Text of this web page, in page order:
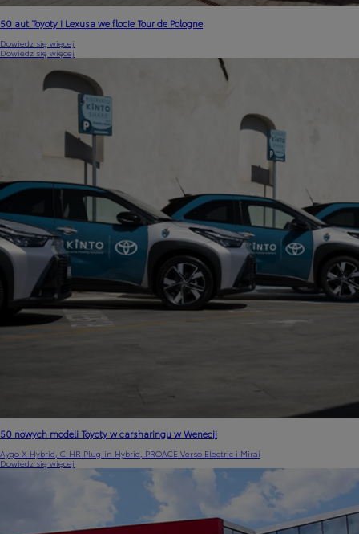
50 aut Toyoty i Lexusa we flocie Tour de Pologne
Dowiedz się więcej
Dowiedz się więcej
50 nowych modeli Toyoty w carsharingu w Wenecji
Aygo X Hybrid, C-HR Plug-in Hybrid, PROACE Verso Electric i Mirai
Dowiedz się więcej